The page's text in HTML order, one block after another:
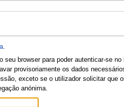
.
seu browser para poder autenticar-se no
provisoriamente os dados
exceto se o utilizador solicitar que
anónima.